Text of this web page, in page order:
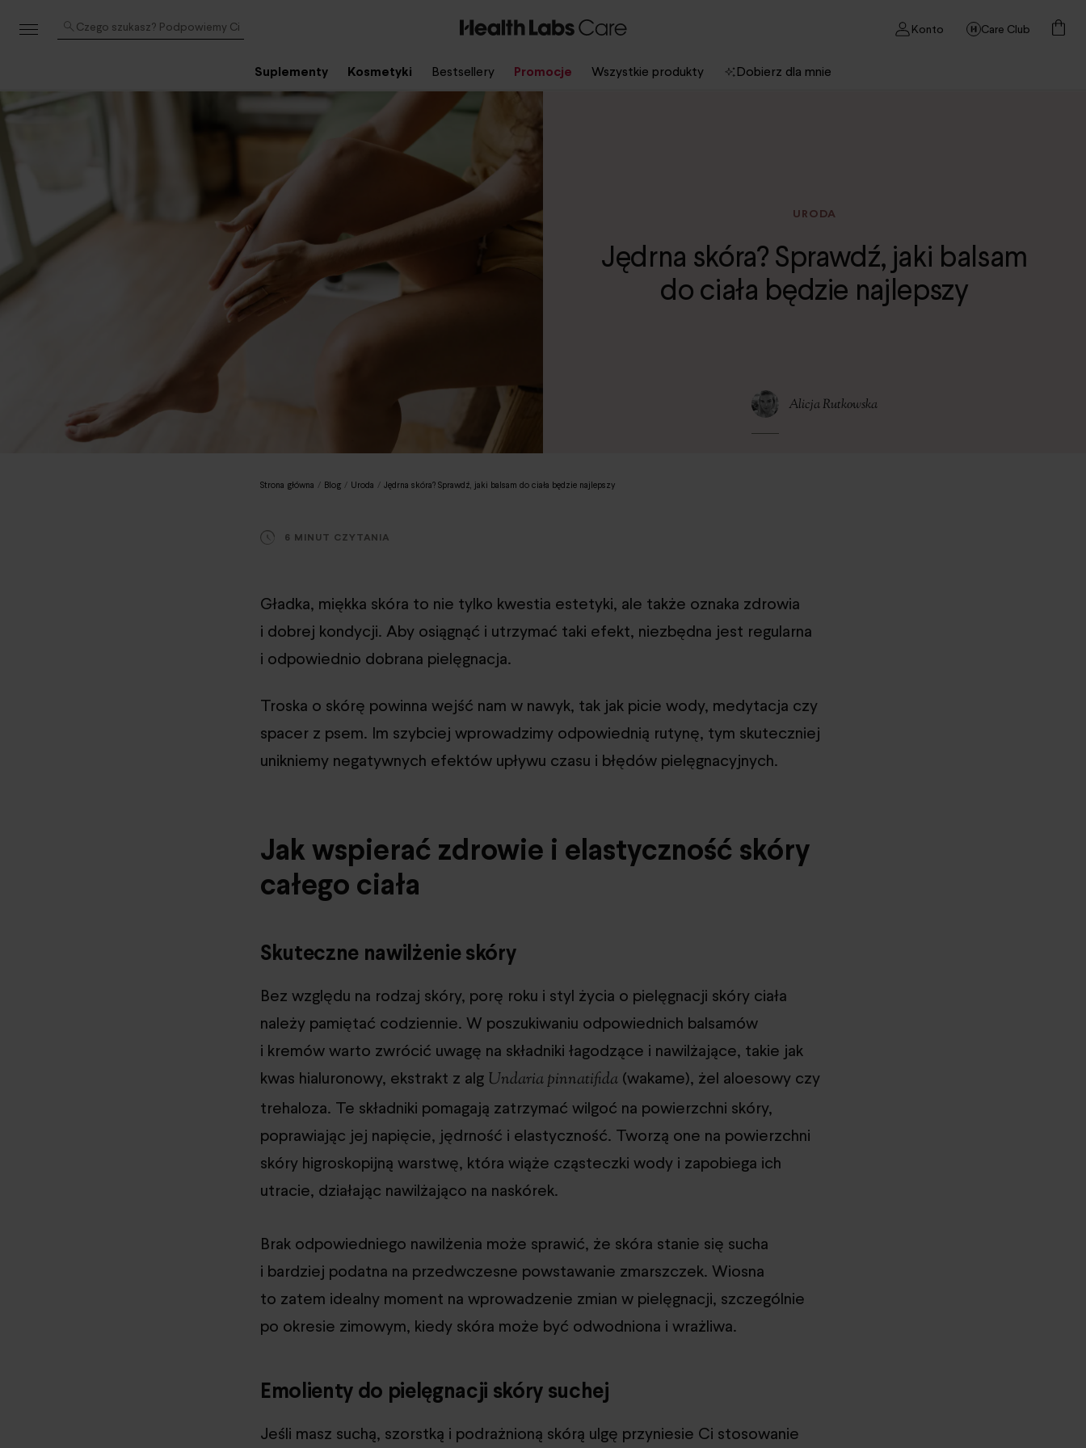
Czego szukasz? Podpowiemy Ci Care Club
Konto
Suplementy Kosmetyki Bestsellery Promocje Wszystkie produkty Dobierz dla mnie
URODA
Jędrna skóra? Sprawdź, jaki balsam
do ciała będzie najlepszy
Alicja Rutkowska
Strona główna / Blog / Uroda / Jędrna skóra? Sprawdź, jaki balsam do ciała będzie najlepszy
6 MINUT CZYTANIA
Gładka, miękka skóra to nie tylko kwestia estetyki, ale także oznaka zdrowia
i dobrej kondycji. Aby osiągnąć i utrzymać taki efekt, niezbędna jest regularna
i odpowiednio dobrana pielęgnacja.
Troska o skórę powinna wejść nam w nawyk, tak jak picie wody, medytacja czy
spacer z psem. Im szybciej wprowadzimy odpowiednią rutynę, tym skuteczniej
unikniemy negatywnych efektów upływu czasu i błędów pielęgnacyjnych.
Jak wspierać zdrowie i elastyczność skóry
całego ciała
Skuteczne nawilżenie skóry
Bez względu na rodzaj skóry, porę roku i styl życia o pielęgnacji skóry ciała
należy pamiętać codziennie. W poszukiwaniu odpowiednich balsamów
i kremów warto zwrócić uwagę na składniki łagodzące i nawilżające, takie jak
kwas hialuronowy, ekstrakt z alg Undaria pinnatifida (wakame), żel aloesowy czy
trehaloza. Te składniki pomagają zatrzymać wilgoć na powierzchni skóry,
poprawiając jej napięcie, jędrność i elastyczność. Tworzą one na powierzchni
skóry higroskopijną warstwę, która wiąże cząsteczki wody i zapobiega ich
utracie, działając nawilżająco na naskórek.
Brak odpowiedniego nawilżenia może sprawić, że skóra stanie się sucha
i bardziej podatna na przedwczesne powstawanie zmarszczek. Wiosna
to zatem idealny moment na wprowadzenie zmian w pielęgnacji, szczególnie
po okresie zimowym, kiedy skóra może być odwodniona i wrażliwa.
Emolienty do pielęgnacji skóry suchej
Jeśli masz suchą, szorstką i podrażnioną skórą ulgę przyniesie Ci stosowanie